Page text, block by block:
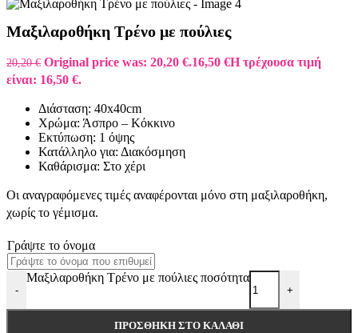
Μαξιλαροθήκη Τρένο με πούλιες
20,20€ Original price was: 20,20 €.16,50 €Η τρέχουσα τιμή
είναι: 16,50 €.
Διάσταση: 40x40cm
Χρώμα: Άσπρο – Κόκκινο
Εκτύπωση: 1 όψης
Κατάλληλο για: Διακόσμηση
Καθάρισμα: Στο χέρι
Οι αναγραφόμενες τιμές αναφέρονται μόνο στη μαξιλαροθήκη,
χωρίς το γέμισμα.
Γράψτε το όνομα
-
Μαξιλαροθήκη Τρένο με πούλιες ποσότητα
+
ΠΡΟΣΘΉΚΗ ΣΤΟ ΚΑΛΆΘΙ